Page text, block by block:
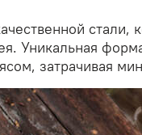
стали,
Уникальная
затрачивая